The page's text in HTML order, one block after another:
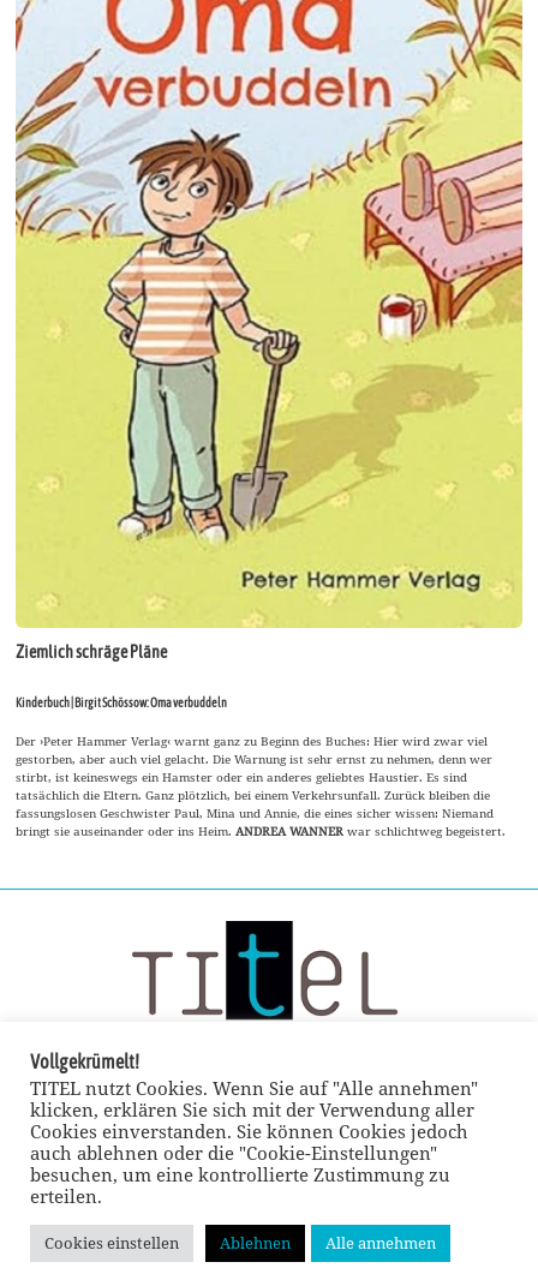
Ziemlich schräge Pläne
Kinderbuch | Birgit Schössow: Oma verbuddeln
Der ›Peter Hammer Verlag‹ warnt ganz zu Beginn des Buches: Hier wird zwar viel
gestorben, aber auch viel gelacht. Die Warnung ist sehr ernst zu nehmen, denn wer
stirbt, ist keineswegs ein Hamster oder ein anderes geliebtes Haustier. Es sind
tatsächlich die Eltern. Ganz plötzlich, bei einem Verkehrsunfall. Zurück bleiben die
fassungslosen Geschwister Paul, Mina und Annie, die eines sicher wissen: Niemand
bringt sie auseinander oder ins Heim.ANDREA WANNERwar schlichtweg begeistert.
© TITEL kulturmagazin 2022
Vollgekrümelt!
TITEL nutzt Cookies. Wenn Sie auf "Alle annehmen"
klicken, erklären Sie sich mit der Verwendung aller
Cookies einverstanden. Sie können Cookies jedoch
auch ablehnen oder die "Cookie-Einstellungen"
besuchen, um eine kontrollierte Zustimmung zu
erteilen.
Cookies einstellen Ablehnen Alle annehmen